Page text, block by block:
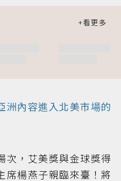
洲內容進入北美市場的
次，艾美獎與金球獎得
席楊燕子親臨來臺！將